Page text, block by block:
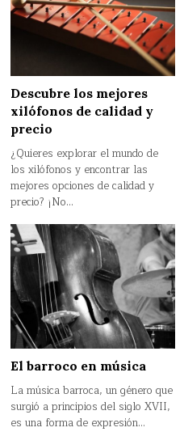
Descubre los mejores
xilófonos de calidad y
precio
¿Quieres explorar el mundo de
los xilófonos y encontrar las
mejores opciones de calidad y
precio? ¡No…
El barroco en música
La música barroca, un género que
surgió a principios del siglo XVII,
es una forma de expresión…